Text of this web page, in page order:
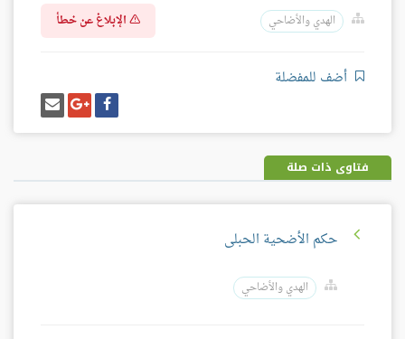
الهدي والأضاحي الإبلاغ عن خطأ
أضف للمفضلة
شارك
على
فيسبوك
شارك
على
غوغل
بلس
إرسل
إيميل
فتاوى ذات صلة
حكم الأضحية الحبلى
الهدي والأضاحي